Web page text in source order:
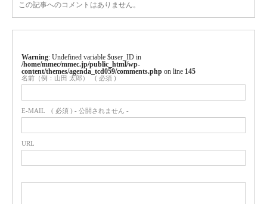
この記事へのコメントはありません。
Warning : Undefined variable $user_ID in
/home/mmec/mmec.jp/public_html/wp-
content/themes/agenda_tcd059/comments.php on line 145
名前（例：山田 太郎） ( 必須 )
E-MAIL ( 必須 ) - 公開されません -
URL